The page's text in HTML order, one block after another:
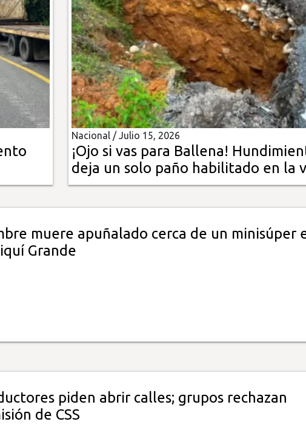
Nacional /Julio 15, 2026
¡Ojo si vas para Ballena!
deja un solo paño habilitado en la
muere apuñalado cerca de un minisúper
Grande
piden abrir calles; grupos rechazan
de CSS